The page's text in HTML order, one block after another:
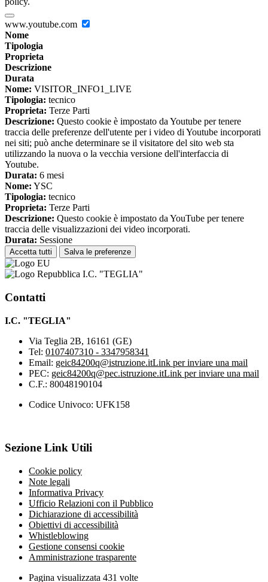
www.youtube.com
Nome
Tipologia
Proprieta
Descrizione
Durata
Nome: VISITOR_INFO1_LIVE
Tipologia: tecnico
Proprieta: Terze Parti
Descrizione: Questo cookie è impostato da Youtube per tenere
traccia delle preferenze dell'utente per i video di Youtube incorporati
nei siti; può anche determinare se il visitatore del sito web sta
utilizzando la nuova o la vecchia versione dell'interfaccia di
Youtube.
Durata: 6 mesi
Nome: YSC
Tipologia: tecnico
Proprieta: Terze Parti
Descrizione: Questo cookie è impostato da YouTube per tenere
traccia delle visualizzazioni dei video incorporati.
Durata: Sessione
Accetta tutti Salva le preferenze
I.C. "TEGLIA"
Contatti
I.C. "TEGLIA"
Via Teglia 2B, 16161 (GE)
Tel: 0107407310 - 3347958341
Email: geic84200q@istruzione.itLink per inviare una mail
PEC: geic84200q@pec.istruzione.itLink per inviare una mail
C.F.: 80048190104
Codice Univoco: UFK158
Sezione Link Utili
Cookie policy
Note legali
Informativa Privacy
Ufficio Relazioni con il Pubblico
Dichiarazione di accessibilità
Obiettivi di accessibilità
Whistleblowing
Gestione consensi cookie
Amministrazione trasparente
Pagina visualizzata 431 volte